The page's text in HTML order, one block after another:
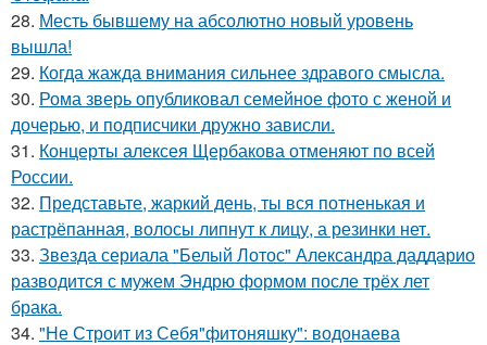
28. Месть бывшему на абсолютно новый уровень
вышла!
29. Когда жажда внимания сильнее здравого смысла.
30. Рома зверь опубликовал семейное фото с женой и
дочерью, и подписчики дружно зависли.
31. Концерты алексея Щербакова отменяют по всей
России.
32. Представьте, жаркий день, ты вся потненькая и
растрёпанная, волосы липнут к лицу, а резинки нет.
33. Звезда сериала "Белый Лотос" Александра даддарио
разводится с мужем Эндрю формом после трёх лет
брака.
34. "Не Строит из Себя"фитоняшку": водонаева